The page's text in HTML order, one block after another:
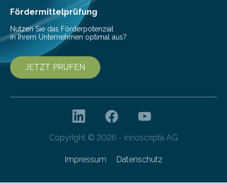
Gefahr erheblicher…
Fördermittelprüfung
Nutzen Sie das Förderpotenzial
in Ihrem Unternehmen optimal aus?
JETZT PRÜFEN
Copyright © 2026 - innoscripta AG
Impressum Datenschutz